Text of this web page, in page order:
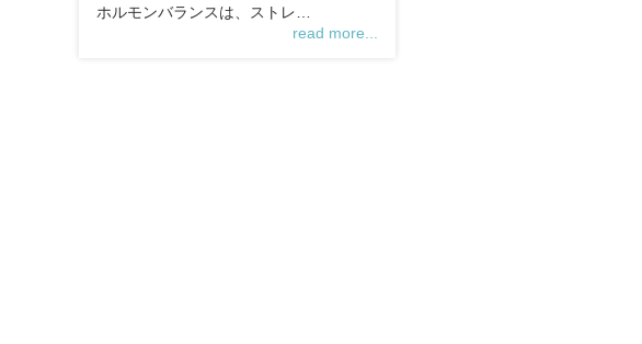
ホルモンバランスは、ストレ…
read more...